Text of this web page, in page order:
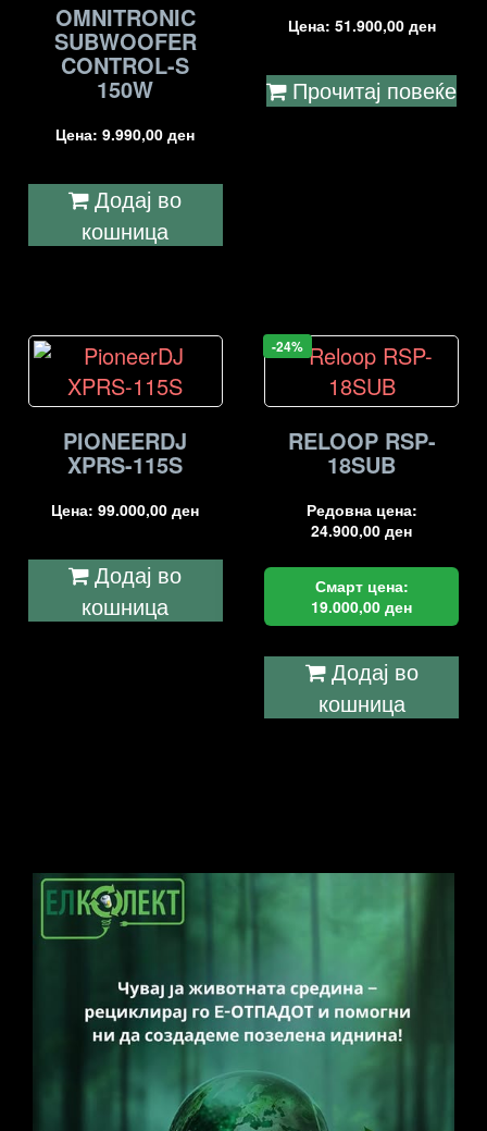
OMNITRONIC
SUBWOOFER
CONTROL-S
150W
Цена:9.990,00ден
Додај во
кошница
Цена: 51.900,00 ден
Прочитај повеќе
PIONEERDJ
XPRS-115S
Цена:99.000,00ден
Додај во
кошница
-24%
RELOOP RSP-
18SUB
Редовна цена:
24.900,00ден
Смарт цена:
19.000,00ден
Додај во
кошница